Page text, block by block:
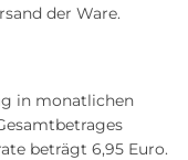
der Ware.
in monatlichen
beträgt 6,95 Euro.